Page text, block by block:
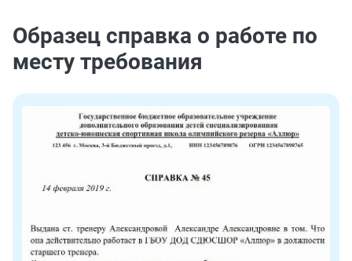
Образец справка о работе по
месту требования